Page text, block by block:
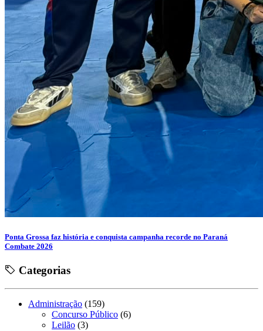
Ponta Grossa faz história e conquista campanha recorde no Paraná
Combate 2026
Categorias
Administração (159)
Concurso Público (6)
Leilão (3)